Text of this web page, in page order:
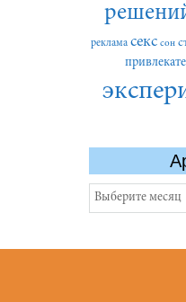
реклама секс сон
Архивы